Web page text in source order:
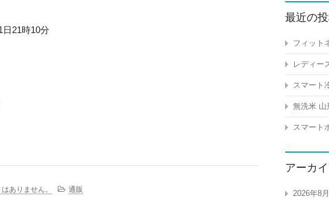
日21時10分
ありません。 通販
最近の
フィット
レディー
スマート
無洗米 山
スマート
アーカ
2026年8月